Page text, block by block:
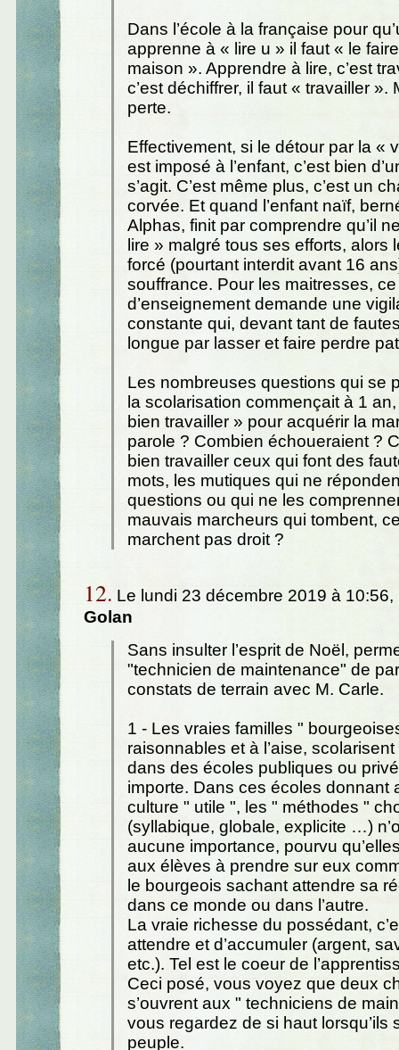
Dans l’école à la française pour
apprenne à « lire u » il faut « le
maison ». Apprendre à lire, c’est
c’est déchiffrer, il faut « travailler ».
perte.
Effectivement, si le détour par la «
est imposé à l’enfant, c’est bien
s’agit. C’est même plus, c’est un
corvée. Et quand l’enfant naïf,
Alphas, finit par comprendre qu’il
lire » malgré tous ses efforts, alors
forcé (pourtant interdit avant 16
souffrance. Pour les maitresses,
d’enseignement demande une
constante qui, devant tant de
longue par lasser et faire perdre
Les nombreuses questions qui se
la scolarisation commençait à 1
bien travailler » pour acquérir la
parole ? Combien échoueraient ?
bien travailler ceux qui font des
mots, les mutiques qui ne
questions ou qui ne les
mauvais marcheurs qui tombent,
marchent pas droit ?
12. Le lundi 23 décembre 2019 à
Golan
Sans insulter l’esprit de Noël,
"technicien de maintenance" de
constats de terrain avec M. Carle.
1 - Les vraies familles "
raisonnables et à l’aise,
dans des écoles publiques ou
importe. Dans ces écoles donnant
culture " utile ", les " méthodes "
(syllabique, globale, explicite …)
aucune importance, pourvu
aux élèves à prendre sur eux
le bourgeois sachant attendre sa
dans ce monde ou dans l’autre.
La vraie richesse du possédant,
attendre et d’accumuler (argent,
etc.). Tel est le coeur de
Ceci posé, vous voyez que deux
s’ouvrent aux " techniciens de
vous regardez de si haut lorsqu’ils
peuple.